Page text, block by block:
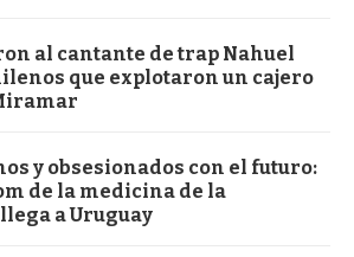
al cantante de trap Nahuel
que explotaron un cajero
y obsesionados con el futuro:
de la medicina de la
a Uruguay